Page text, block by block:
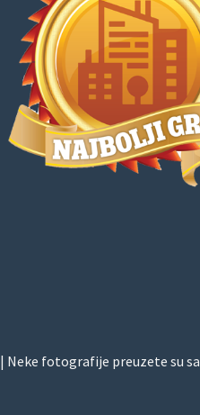
| Neke fotografije preuzete su sa